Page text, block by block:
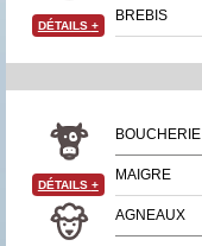
BREBIS
DÉTAILS +
BOUCHERIE
MAIGRE
DÉTAILS +
AGNEAUX